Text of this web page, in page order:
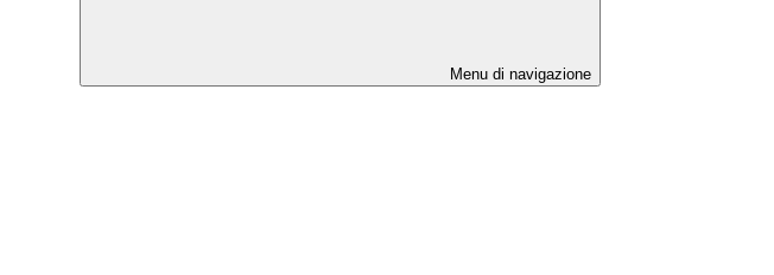
Menu di navigazione